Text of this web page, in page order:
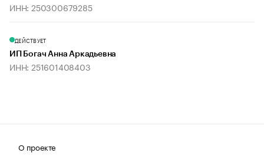
ИНН: 250300679285
ДЕЙСТВУЕТ
ИП Богач Анна Аркадьевна
ИНН: 251601408403
О проекте